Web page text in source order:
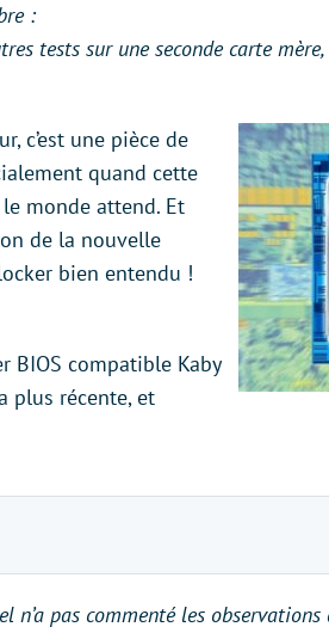
:
tests sur une seconde carte
c’est une pièce de
quand cette
monde attend. Et
de la nouvelle
bien entendu !
BIOS compatible Kaby
plus récente, et
pas commenté les observations